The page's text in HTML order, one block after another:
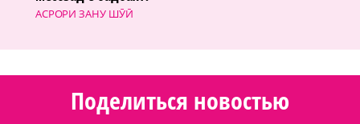
АСРОРИ ЗАНУ ШӮӢ
Поделиться новостью